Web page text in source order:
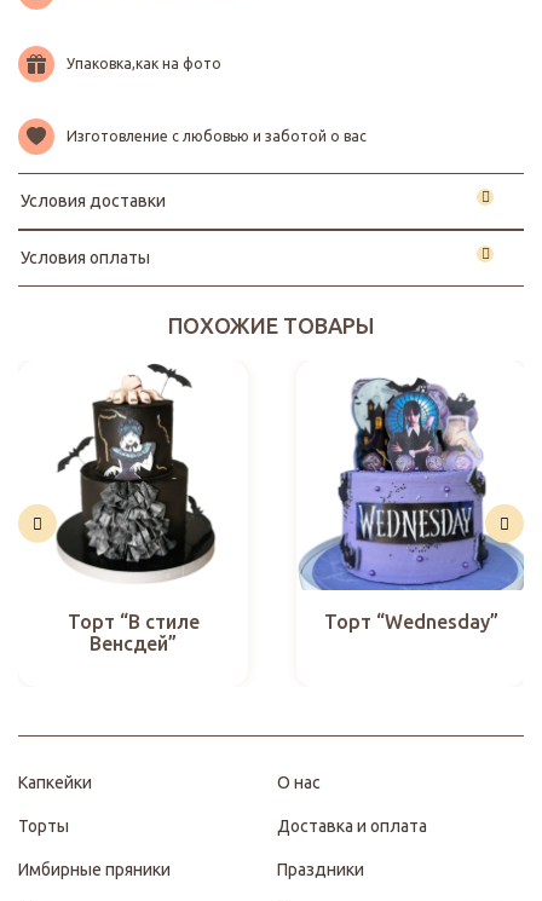
Упаковка,как на фото
Изготовление с любовью и заботой о вас
Условия доставки
Условия оплаты
ПОХОЖИЕ ТОВАРЫ
Торт “В стиле
Венсдей”
Торт “Wednesday”
Капкейки
Торты
Имбирные пряники
О нас
Доставка и оплата
Праздники